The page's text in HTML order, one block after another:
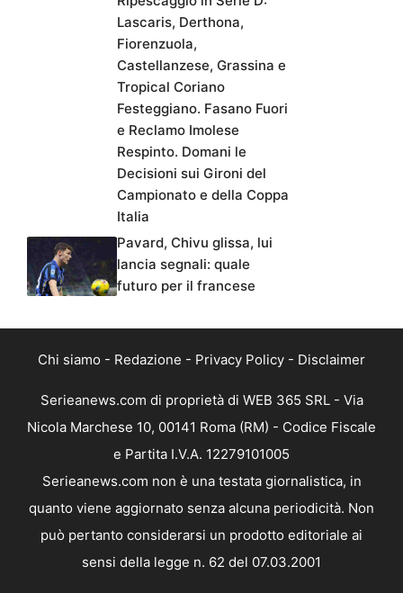
Lascaris, Derthona,
Fiorenzuola,
Castellanzese, Grassina e
Tropical Coriano
Festeggiano. Fasano Fuori
e Reclamo Imolese
Respinto. Domani le
Decisioni sui Gironi del
Campionato e della Coppa
Italia
Pavard, Chivu glissa, lui
lancia segnali: quale
futuro per il francese
Chi siamo - Redazione - Privacy Policy - Disclaimer
Serieanews.com di proprietà di WEB 365 SRL - Via
Nicola Marchese 10, 00141 Roma (RM) - Codice Fiscale
e Partita I.V.A. 12279101005
Serieanews.com non è una testata giornalistica, in
quanto viene aggiornato senza alcuna periodicità. Non
può pertanto considerarsi un prodotto editoriale ai
sensi della legge n. 62 del 07.03.2001